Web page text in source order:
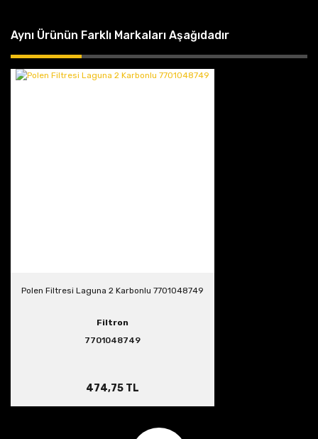
Aynı Ürünün Farklı Markaları Aşağıdadır
Polen Filtresi Laguna 2 Karbonlu 7701048749
Filtron
7701048749
474,75 TL